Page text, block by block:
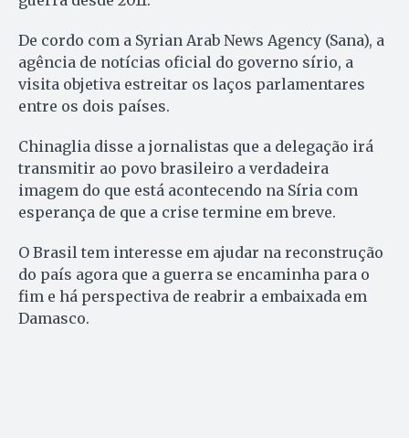
De cordo com a Syrian Arab News Agency (Sana), a
agência de notícias oficial do governo sírio, a
visita objetiva estreitar os laços parlamentares
entre os dois países.
Chinaglia disse a jornalistas que a delegação irá
transmitir ao povo brasileiro a verdadeira
imagem do que está acontecendo na Síria com
esperança de que a crise termine em breve.
O Brasil tem interesse em ajudar na reconstrução
do país agora que a guerra se encaminha para o
fim e há perspectiva de reabrir a embaixada em
Damasco.